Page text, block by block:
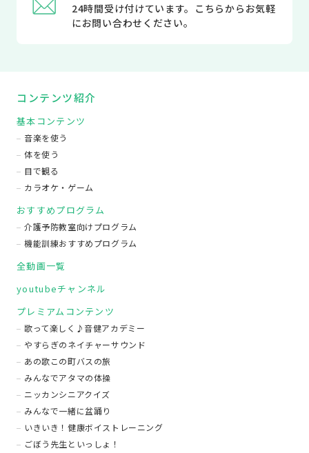
24時間受け付けています。こちらからお気軽
にお問い合わせください。
コンテンツ紹介
基本コンテンツ
音楽を使う
体を使う
目で観る
カラオケ・ゲーム
おすすめプログラム
介護予防教室向けプログラム
機能訓練おすすめプログラム
全動画一覧
youtubeチャンネル
プレミアムコンテンツ
歌って楽しく♪音健アカデミー
やすらぎのネイチャーサウンド
あの歌この町バスの旅
みんなでアタマの体操
ニッカンシニアクイズ
みんなで一緒に盆踊り
いきいき！健康ボイストレーニング
ごぼう先生といっしょ！